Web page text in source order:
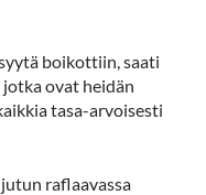
boikottiin, saati
ovat heidän
tasa-arvoisesti
raflaavassa